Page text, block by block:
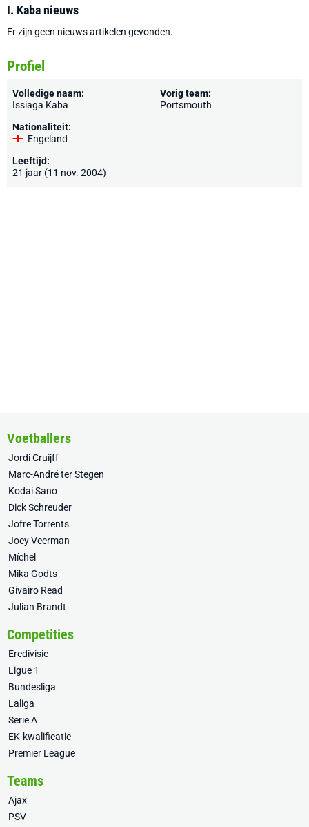
I. Kaba nieuws
Er zijn geen nieuws artikelen gevonden.
Profiel
Volledige naam:
Issiaga Kaba
Nationaliteit:
Engeland
Leeftijd:
21 jaar (11 nov. 2004)
Vorig team:
Portsmouth
Voetballers
Jordi Cruijff
Marc-André ter Stegen
Kodai Sano
Dick Schreuder
Jofre Torrents
Joey Veerman
Míchel
Mika Godts
Givairo Read
Julian Brandt
Competities
Eredivisie
Ligue 1
Bundesliga
Laliga
Serie A
EK-kwalificatie
Premier League
Teams
Ajax
PSV